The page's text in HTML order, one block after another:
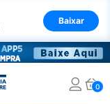
Baixar
0